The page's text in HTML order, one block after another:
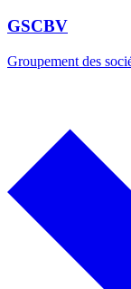
GSCBV
Groupement des